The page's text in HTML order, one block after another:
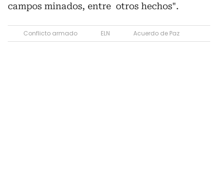
campos minados, entre otros hechos".
Conflicto armado ELN Acuerdo de Paz